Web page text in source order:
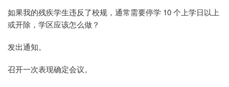
如果我的残疾学生违反了校规，通常需要停学 10 个上学日以上
或开除，学区应该怎么做？
发出通知。
召开一次表现确定会议。